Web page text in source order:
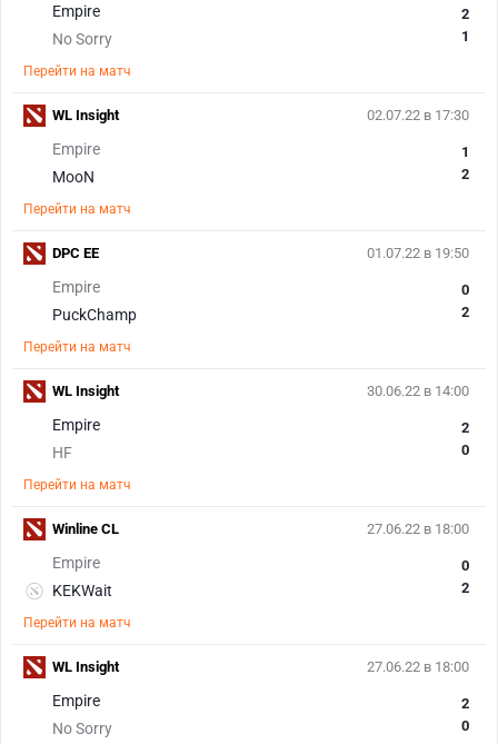
Empire
No Sorry
2
1
Перейти на матч
02.07.22 в 17:30
Empire
MooN
1
2
Перейти на матч
WL Insight
01.07.22 в 19:50
Empire
PuckChamp
0
2
Перейти на матч
DPC EE
30.06.22 в 14:00
Empire
HF
2
0
Перейти на матч
WL Insight
27.06.22 в 18:00
Empire
KEKWait
0
2
Перейти на матч
Winline CL
27.06.22 в 18:00
Empire
No Sorry
2
0
WL Insight